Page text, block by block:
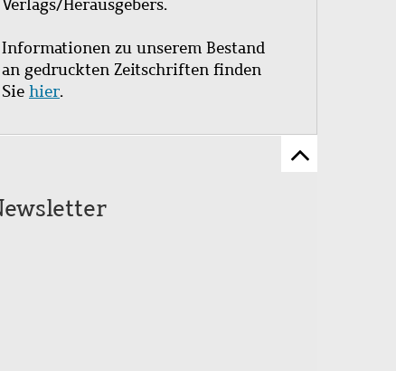
Verlags/Herausgebers.
Informationen zu unserem Bestand
an gedruckten Zeitschriften finden
Sie hier.
Zum